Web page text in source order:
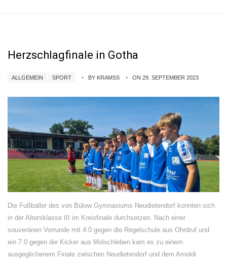
Herzschlagfinale in Gotha
ALLGEMEIN SPORT BY KRAMSS ON 29. SEPTEMBER 2023
Die Fußballer des von Bülow Gymnasiums Neudietendorf konnten sich
in der Altersklasse III im Kreisfinale durchsetzen. Nach einer
souveränen Vorrunde mit 4:0 gegen die Regelschule aus Ohrdruf und
ein 7:0 gegen die Kicker aus Molschleben kam es zu einem
ausgeglichenem Finale zwischen Neudietendorf und dem Arnoldi